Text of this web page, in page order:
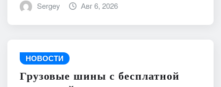
Sergey Авг 6, 2026
НОВОСТИ
Грузовые шины с бесплатной